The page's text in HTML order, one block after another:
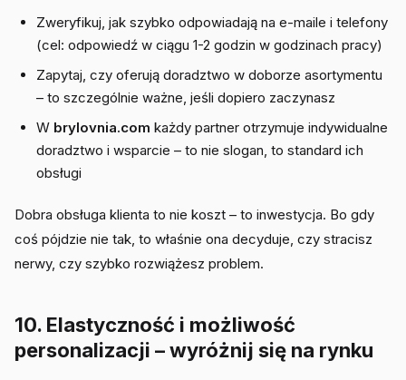
Zweryfikuj, jak szybko odpowiadają na e-maile i telefony
(cel: odpowiedź w ciągu 1-2 godzin w godzinach pracy)
Zapytaj, czy oferują doradztwo w doborze asortymentu
– to szczególnie ważne, jeśli dopiero zaczynasz
W brylovnia.com każdy partner otrzymuje indywidualne
doradztwo i wsparcie – to nie slogan, to standard ich
obsługi
Dobra obsługa klienta to nie koszt – to inwestycja. Bo gdy
coś pójdzie nie tak, to właśnie ona decyduje, czy stracisz
nerwy, czy szybko rozwiążesz problem.
10. Elastyczność i możliwość
personalizacji – wyróżnij się na rynku